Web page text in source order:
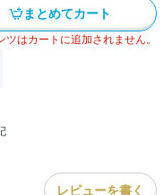
まとめてカート
はカートに追加されません。
レビューを書く